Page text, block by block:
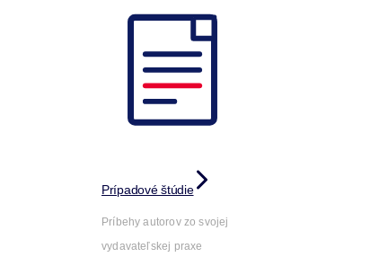
Prípadové štúdie
Príbehy autorov zo svojej
vydavateľskej praxe